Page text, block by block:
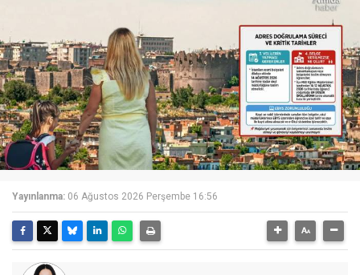
Yayınlanma: 06 Ağustos 2026 Perşembe 16:56